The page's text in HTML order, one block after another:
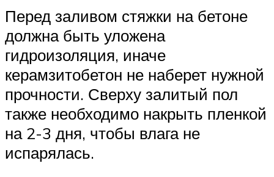
Перед заливом стяжки на бетоне
должна быть уложена
гидроизоляция, иначе
керамзитобетон не наберет нужной
прочности. Сверху залитый пол
также необходимо накрыть пленкой
на 2-3 дня, чтобы влага не
испарялась.